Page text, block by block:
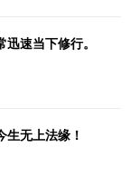
速当下修行。
无上法缘！